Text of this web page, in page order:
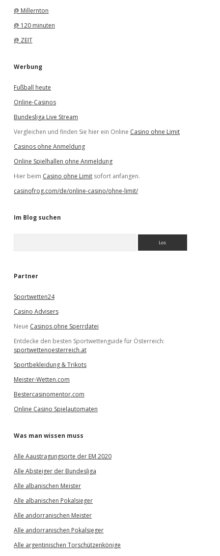
@ Millernton
@ 120 minuten
@ ZEIT
Werbung
Fußball heute
Online-Casinos
Bundesliga Live Stream
Vergleichen und finden Sie hier ein Online Casino ohne Limit
Casinos ohne Anmeldung
Online Spielhallen ohne Anmeldung
Hier beim Casino ohne Limit sofort anfangen.
casinofrog.com/de/online-casino/ohne-limit/
Im Blog suchen
e
Partner
Sportwetten24
Casino Advisers
Neue Casinos ohne Sperrdatei
Entdecke den besten Sportwettenguide für Österreich:
sportwettenoesterreich.at
Sportbekleidung & Trikots
Meister-Wetten.com
Bestercasinomentor.com
Online Casino Spielautomaten
Was man wissen muss
Alle Aaustragungsorte der EM 2020
Alle Absteiger der Bundesliga
Alle albanischen Meister
Alle albanischen Pokalsieger
Alle andorranischen Meister
Alle andorranischen Pokalsieger
Alle argentinischen Torschützenkönige